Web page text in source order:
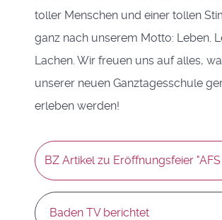
toller Menschen und einer tollen
ganz nach unserem Motto: Leben.
Lachen. Wir freuen uns auf alles,
unserer neuen Ganztagesschule
erleben werden!
BZ Artikel zu Eröffnungsfeier "AFS
Baden TV berichtet